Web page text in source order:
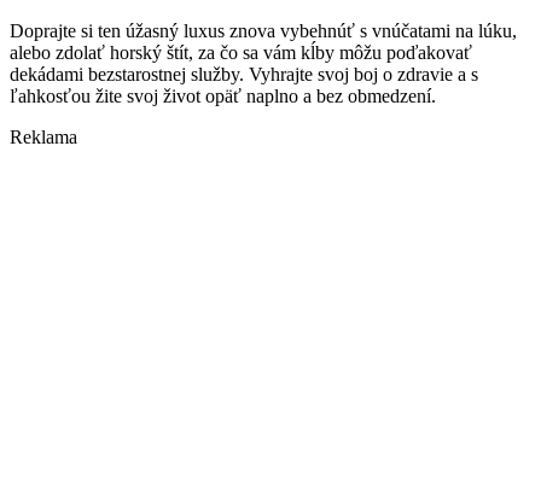
Doprajte si ten úžasný luxus znova vybehnúť s vnúčatami na lúku,
alebo zdolať horský štít, za čo sa vám kĺby môžu poďakovať
dekádami bezstarostnej služby. Vyhrajte svoj boj o zdravie a s
ľahkosťou žite svoj život opäť naplno a bez obmedzení.
Reklama